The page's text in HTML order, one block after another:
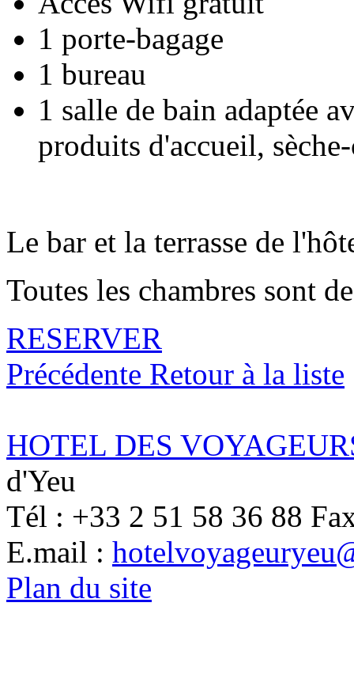
1 porte-bagage
1 bureau
1 salle de bain adaptée
produits d'accueil,
Le bar et la terrasse de
Toutes les chambres sont
RESERVER
Précédente Retour à la liste
HOTEL DES
d'Yeu
Tél : +33 2 51 58 36 88
E.mail :
Plan du site